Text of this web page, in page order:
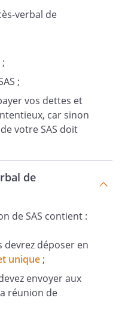
verbal de
;
vos dettes et
car sinon
votre SAS doit
de
de SAS contient :
devrez déposer en
unique ;
envoyer aux
réunion de